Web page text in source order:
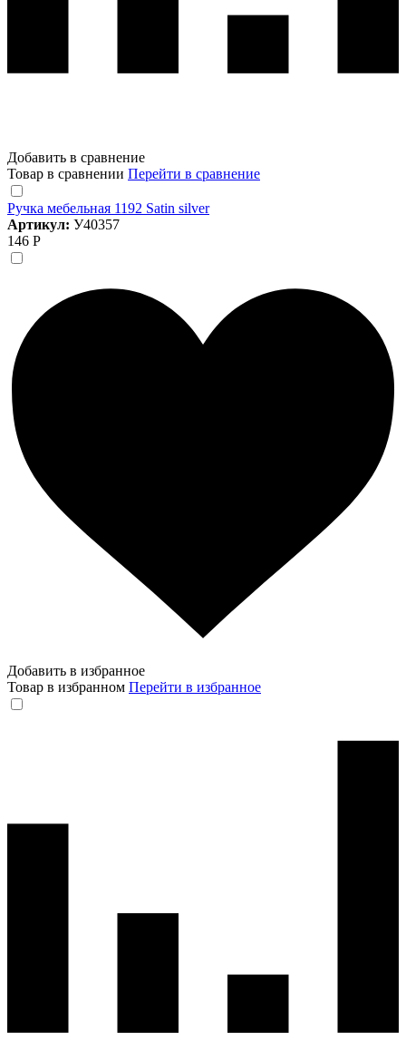
Добавить в сравнение
Товар в сравнении Перейти в сравнение
Ручка мебельная 1192 Satin silver
Артикул: У40357
146 Р
Добавить в избранное
Товар в избранном Перейти в избранное